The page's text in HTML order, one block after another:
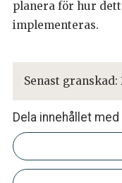
planera för hur
implementeras.
Senast granskad:
Dela innehållet med